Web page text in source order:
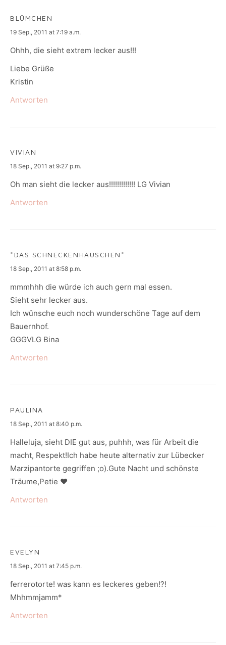
BLÜMCHEN
says:
19 Sep., 2011 at 7:19 a.m.
Ohhh, die sieht extrem lecker aus!!!
Liebe Grüße
Kristin
Antworten
VIVIAN
says:
18 Sep., 2011 at 9:27 p.m.
Oh man sieht die lecker aus!!!!!!!!!!!!! LG Vivian
Antworten
*DAS SCHNECKENHÄUSCHEN*
says:
18 Sep., 2011 at 8:58 p.m.
mmmhhh die würde ich auch gern mal essen.
Sieht sehr lecker aus.
Ich wünsche euch noch wunderschöne Tage auf dem
Bauernhof.
GGGVLG Bina
Antworten
PAULINA
says:
18 Sep., 2011 at 8:40 p.m.
Halleluja, sieht DIE gut aus, puhhh, was für Arbeit die
macht, Respekt!Ich habe heute alternativ zur Lübecker
Marzipantorte gegriffen ;o).Gute Nacht und schönste
Träume,Petie ♥
Antworten
EVELYN
says:
18 Sep., 2011 at 7:45 p.m.
ferrerotorte! was kann es leckeres geben!?!
Mhhmmjamm*
Antworten